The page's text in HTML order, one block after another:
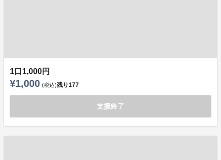
1口1,000円
¥1,000 (税込)残り177
支援終了